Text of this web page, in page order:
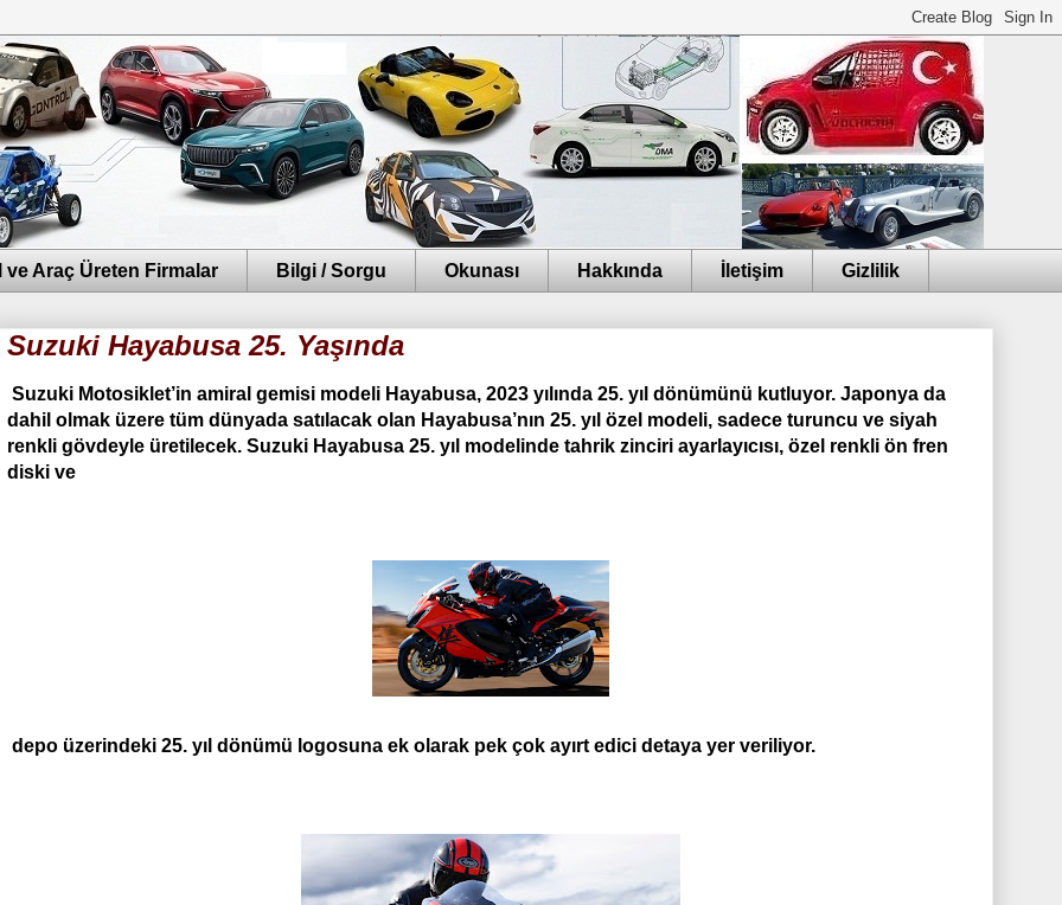
Araç Üreten Firmalar Bilgi / Sorgu Okunası Hakkında İletişim Gizlilik
Suzuki Hayabusa 25. Yaşında
Suzuki Motosiklet’in amiral gemisi modeli Hayabusa, 2023 yılında 25. yıl dönümünü kutluyor. Japonya da
dahil olmak üzere tüm dünyada satılacak olan Hayabusa’nın 25. yıl özel modeli, sadece turuncu ve siyah
renkli gövdeyle üretilecek. Suzuki Hayabusa 25. yıl modelinde tahrik zinciri ayarlayıcısı, özel renkli ön fren
diski ve
depo üzerindeki 25. yıl dönümü logosuna ek olarak pek çok ayırt edici detaya yer veriliyor.